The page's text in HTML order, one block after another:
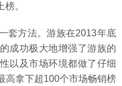
。
套方法。游族在2013年底
成功极大地增强了游族的
以及市场环境都做了仔细
高拿下超100个市场畅销榜